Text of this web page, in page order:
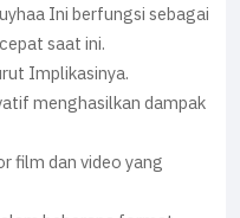
Ini berfungsi sebagai
saat ini.
Implikasinya.
menghasilkan dampak
film dan video yang